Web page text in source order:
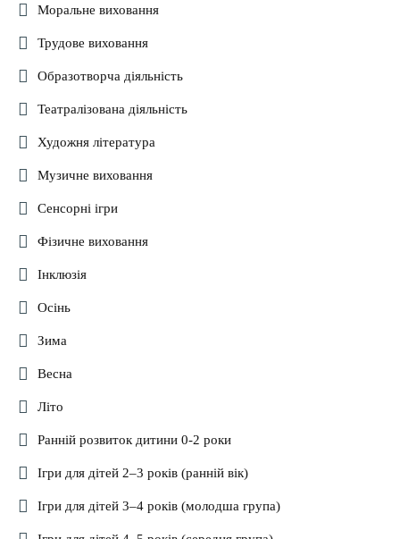
Моральне виховання
Трудове виховання
Образотворча діяльність
Театралізована діяльність
Художня література
Музичне виховання
Сенсорні ігри
Фізичне виховання
Інклюзія
Осінь
Зима
Весна
Літо
Ранній розвиток дитини 0-2 роки
Ігри для дітей 2–3 років (ранній вік)
Ігри для дітей 3–4 років (молодша група)